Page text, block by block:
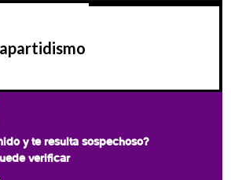
y te resulta sospechoso?
verificar